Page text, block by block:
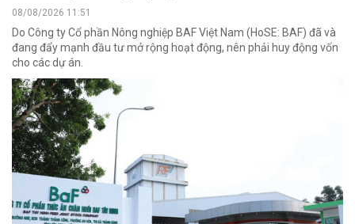
08/08/2026 11:51
Do Công ty Cổ phần Nông nghiệp BAF Việt Nam (HoSE: BAF) đã và
đang đẩy mạnh đầu tư mở rộng hoạt động, nên phải huy động vốn
cho các dự án.